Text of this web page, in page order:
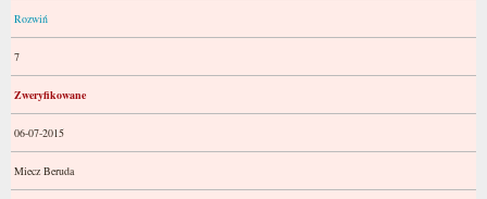
Rozwiń
7
Zweryfikowane
06-07-2015
Miecz Beruda